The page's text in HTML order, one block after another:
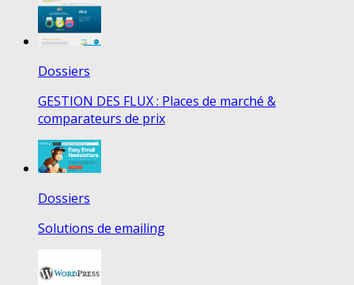
Dossiers
GESTION DES FLUX : Places de marché &
comparateurs de prix
Dossiers
Solutions de emailing